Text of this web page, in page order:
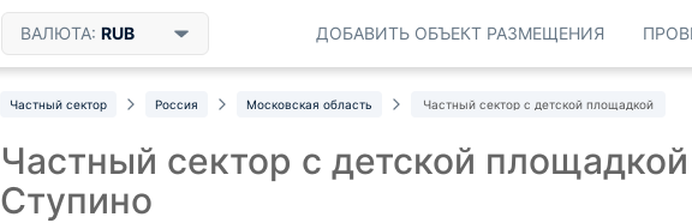
ВАЛЮТА: RUB ДОБАВИТЬ ОБЪЕКТ РАЗМЕЩЕНИЯ
Частный сектор Россия Московская область Частный сектор с детской площадкой
Частный сектор с детской
Ступино